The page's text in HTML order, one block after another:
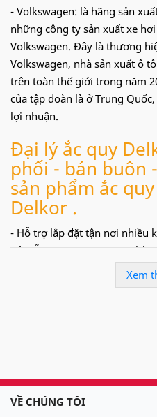
- Volkswagen: là hãng sản
những công ty sản xuất xe
Volkswagen. Đây là thương
Volkswagen, nhà sản xuất ô
trên toàn thế giới trong năm
của tập đoàn là ở Trung
lợi nhuận.
Đại lý ắc quy
phối - bán buôn
sản phẩm ắc
Delkor .
- Hỗ trợ lắp đặt tận nơi nhiều
Đà Nẵng - TP.HCM....Giao
Delkor rất hân
quý khách!
Xem
VỀ CHÚNG TÔI